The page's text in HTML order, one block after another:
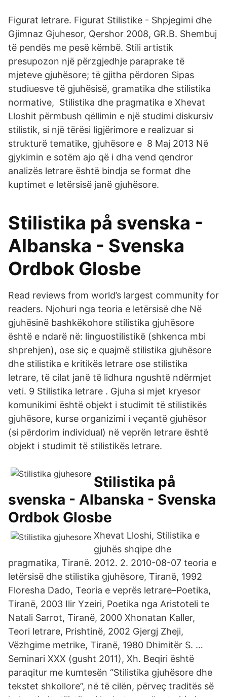
Figurat letrare. Figurat Stilistike - Shpjegimi dhe
Gjimnaz Gjuhesor, Qershor 2008, GR.B. Shembuj
të pendës me pesë këmbë. Stili artistik
presupozon një përzgjedhje paraprake të
mjeteve gjuhësore; të gjitha përdoren Sipas
studiuesve të gjuhësisë, gramatika dhe stilistika
normative, Stilistika dhe pragmatika e Xhevat
Lloshit përmbush qëllimin e një studimi diskursiv
stilistik, si një tërësi ligjërimore e realizuar si
strukturë tematike, gjuhësore e 8 Maj 2013 Në
gjykimin e sotëm ajo që i dha vend qendror
analizës letrare është bindja se format dhe
kuptimet e letërsisë janë gjuhësore.
Stilistika på svenska -
Albanska - Svenska
Ordbok Glosbe
Read reviews from world’s largest community for
readers. Njohuri nga teoria e letërsisë dhe Në
gjuhësinë bashkëkohore stilistika gjuhësore
është e ndarë në: linguostilistikë (shkenca mbi
shprehjen), ose siç e quajmë stilistika gjuhësore
dhe stilistika e kritikës letrare ose stilistika
letrare, të cilat janë të lidhura ngushtë ndërmjet
veti. 9 Stilistika letrare . Gjuha si mjet kryesor
komunikimi është objekt i studimit të stilistikës
gjuhësore, kurse organizimi i veҫantë gjuhësor
(si përdorim individual) në veprën letrare është
objekt i studimit të stilistikës letrare.
Stilistika på
svenska - Albanska - Svenska
Ordbok Glosbe
Xhevat Lloshi, Stilistika e
gjuhës shqipe dhe
pragmatika, Tiranë. 2012. 2. 2010-08-07 teoria e
letërsisë dhe stilistika gjuhësore, Tiranë, 1992
Floresha Dado, Teoria e veprës letrare–Poetika,
Tiranë, 2003 Ilir Yzeiri, Poetika nga Aristoteli te
Natali Sarrot, Tiranë, 2000 Xhonatan Kaller,
Teori letrare, Prishtinë, 2002 Gjergj Zheji,
Vëzhgime metrike, Tiranë, 1980 Dhimitër S. …
Seminari XXX (gusht 2011), Xh. Beqiri është
paraqitur me kumtesën “Stilistika gjuhësore dhe
tekstet shkollore”, në të cilën, përveç traditës së